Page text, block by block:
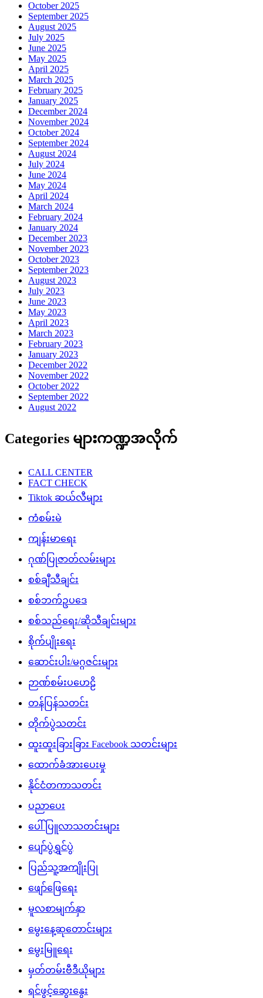
October 2025
September 2025
August 2025
July 2025
June 2025
May 2025
April 2025
March 2025
February 2025
January 2025
December 2024
November 2024
October 2024
September 2024
August 2024
July 2024
June 2024
May 2024
April 2024
March 2024
February 2024
January 2024
December 2023
November 2023
October 2023
September 2023
August 2023
July 2023
June 2023
May 2023
April 2023
March 2023
February 2023
January 2023
December 2022
November 2022
October 2022
September 2022
August 2022
Categories များကဏ္ဍအလိုက်
CALL CENTER
FACT CHECK
Tiktok ဆယ်လီများ
ကံစမ်းမဲ
ကျန်းမာရေး
ဂုဏ်ပြုဇာတ်လမ်းများ
စစ်ချီသီချင်း
စစ်ဘက်ဥပဒေ
စစ်သည်ရေး/ဆိုသီချင်းများ
စိုက်ပျိုးရေး
ဆောင်းပါး/မဂ္ဂဇင်းများ
ဉာဏ်စမ်းပဟေဠိ
တန်ပြန်သတင်း
တိုက်ပွဲသတင်း
ထူးထူးခြားခြား Facebook သတင်းများ
ထောက်ခံအားပေးမှု
နိုင်ငံတကာသတင်း
ပညာပေး
ပေါ်ပြူလာသတင်းများ
ပျော်ပွဲရွှင်ပွဲ
ပြည်သူ့အကျိုးပြု
ဖျော်ဖြေရေး
မူလစာမျက်နှာ
မွေးနေ့ဆုတောင်းများ
မွေးမြူရေး
မှတ်တမ်းဗီဒီယိုများ
ရင်ဖွင့်ဆွေးနွေး